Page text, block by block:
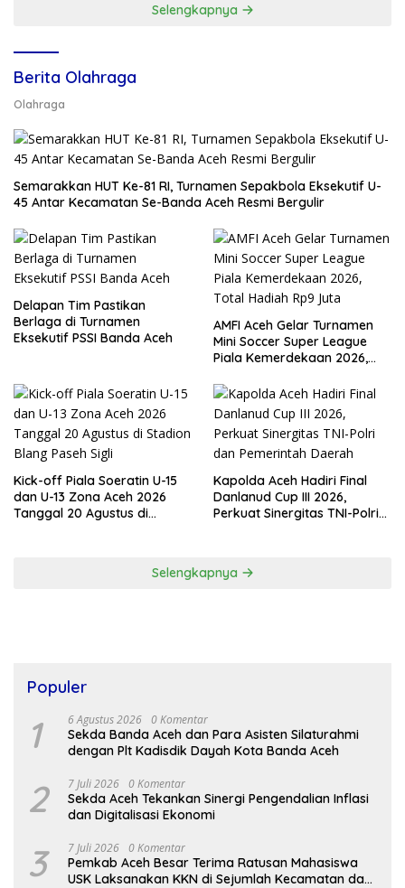
Selengkapnya
Berita Olahraga
Olahraga
Semarakkan HUT Ke-81 RI, Turnamen Sepakbola Eksekutif U-
45 Antar Kecamatan Se-Banda Aceh Resmi Bergulir
Delapan Tim Pastikan
Berlaga di Turnamen
Eksekutif PSSI Banda Aceh
AMFI Aceh Gelar Turnamen
Mini Soccer Super League
Piala Kemerdekaan 2026,
Kick-off Piala Soeratin U-15
dan U-13 Zona Aceh 2026
Tanggal 20 Agustus di
Kapolda Aceh Hadiri Final
Danlanud Cup III 2026,
Perkuat Sinergitas TNI-Polri
Selengkapnya
Populer
1 6 Agustus 2026 0 Komentar
Sekda Banda Aceh dan Para Asisten Silaturahmi
dengan Plt Kadisdik Dayah Kota Banda Aceh
2 7 Juli 2026 0 Komentar
Sekda Aceh Tekankan Sinergi Pengendalian Inflasi
dan Digitalisasi Ekonomi
3 7 Juli 2026 0 Komentar
Pemkab Aceh Besar Terima Ratusan Mahasiswa
USK Laksanakan KKN di Sejumlah Kecamatan dan